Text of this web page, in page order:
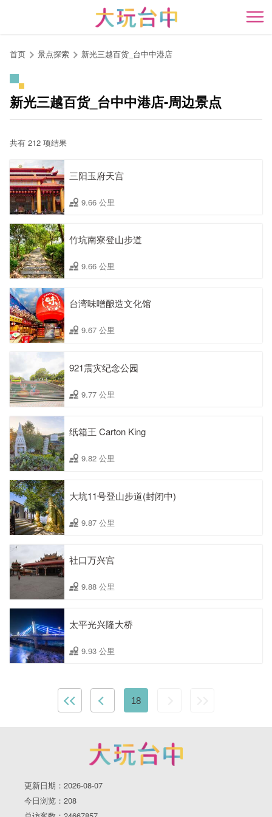
开
首页 景点探索 新光三越百货_台中中港店
新光三越百货_台中中港店-周边景点
共有 212 项结果
三阳玉府天宫
9.66 公里
竹坑南寮登山步道
9.66 公里
台湾味噌酿造文化馆
9.67 公里
921震灾纪念公园
9.77 公里
纸箱王 Carton King
9.82 公里
大坑11号登山步道(封闭中)
9.87 公里
社口万兴宫
9.88 公里
太平光兴隆大桥
9.93 公里
18
更新日期：2026-08-07
今日浏览：208